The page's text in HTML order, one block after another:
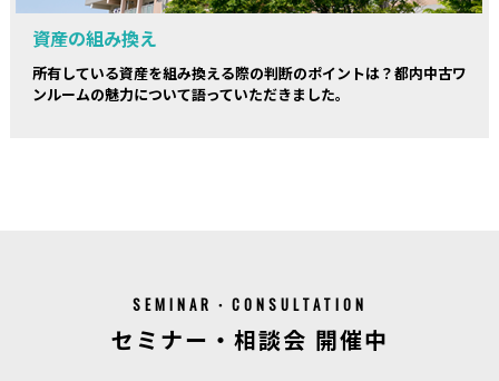
資産の組み換え
所有している資産を組み換える際の判断のポイントは？都内中古ワ
ンルームの魅力について語っていただきました。
SEMINAR・CONSULTATION
セミナー・相談会 開催中